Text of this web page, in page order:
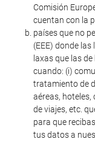
Comisión
cuentan con la
países que no
(EEE) donde
laxas que las
cuando: (i)
tratamiento de
aéreas, hoteles,
de viajes, etc.
para que
tus datos a